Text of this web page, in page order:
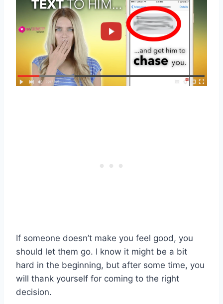
If someone doesn’t make you feel good, you
should let them go. I know it might be a bit
hard in the beginning, but after some time, you
will thank yourself for coming to the right
decision.